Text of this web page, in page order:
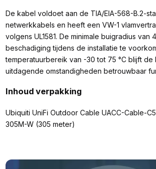
De kabel voldoet aan de TIA/EIA-568-B.2-
netwerkkabels en heeft een VW-1
volgens UL1581. De minimale buigradius van
beschadiging tijdens de installatie te
temperatuurbereik van -30 tot 75 °C blijft
uitdagende omstandigheden betrouwbaar
Inhoud verpakking
Ubiquiti UniFi Outdoor Cable UACC-Cable-
305M-W (305 meter)